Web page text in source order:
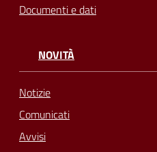
Documenti e dati
NOVITÀ
Notizie
Comunicati
Avvisi